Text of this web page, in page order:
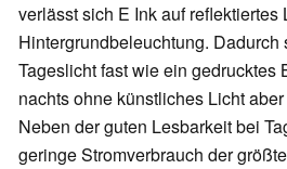
verlässt sich E Ink auf reflektiertes
Hintergrundbeleuchtung.
Tageslicht fast wie ein gedrucktes
nachts ohne künstliches Licht
Neben der guten Lesbarkeit bei
geringe Stromverbrauch der